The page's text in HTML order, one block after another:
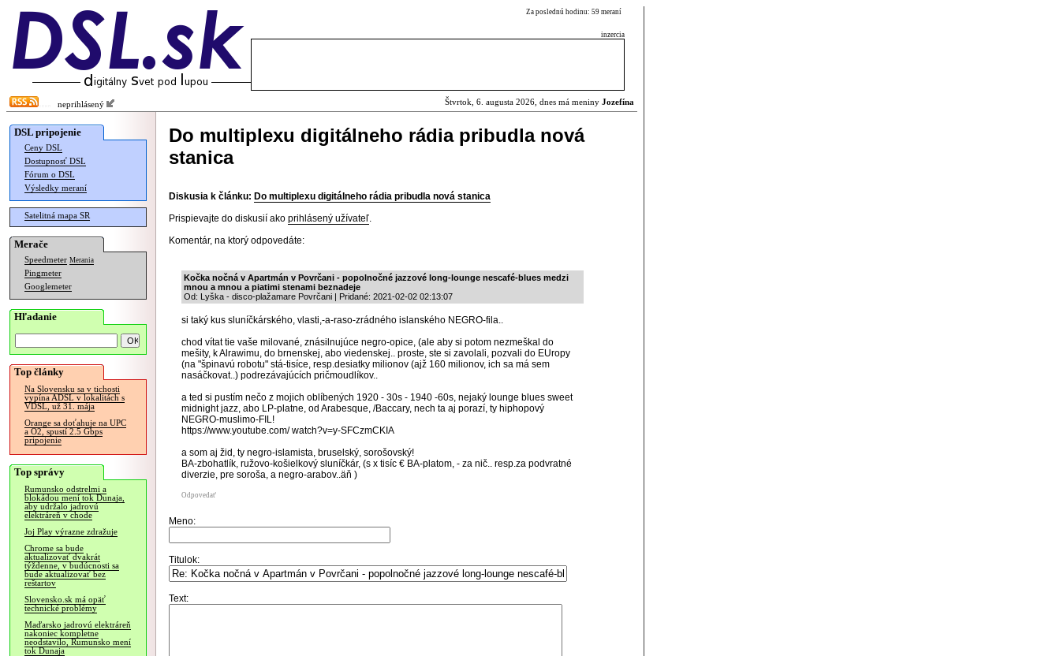
Za poslednú hodinu: 59 meraní
inzercia
neprihlásený Štvrtok, 6. augusta 2026, dnes má meniny Jozefína
DSL pripojenie
Ceny DSL
Dostupnosť DSL
Fórum o DSL
Výsledky meraní
Satelitná mapa SR
Merače
Speedmeter Merania
Pingmeter
Googlemeter
Hľadanie
Top články
Na Slovensku sa v tichosti
vypína ADSL v lokalitách s
VDSL, už 31. mája
Orange sa doťahuje na UPC
a O2, spustí 2.5 Gbps
pripojenie
Top správy
Rumunsko odstrelmi a
blokádou mení tok Dunaja,
aby udržalo jadrovú
elektráreň v chode
Joj Play výrazne zdražuje
Chrome sa bude
aktualizovať dvakrát
týždenne, v budúcnosti sa
bude aktualizovať bez
reštartov
Slovensko.sk má opäť
technické problémy
Maďarsko jadrovú elektráreň
nakoniec kompletne
neodstavilo, Rumunsko mení
tok Dunaja
Do multiplexu digitálneho rádia pribudla nová
stanica
Diskusia k článku: Do multiplexu digitálneho rádia pribudla nová stanica
Prispievajte do diskusií ako prihlásený užívateľ.
Komentár, na ktorý odpovedáte:
Kočka nočná v Apartmán v Povrčani - popolnočné jazzové long-lounge nescafé-blues medzi
mnou a mnou a piatimi stenami beznadeje
Od: Lyška - disco-plažamare Povrčani | Pridané: 2021-02-02 02:13:07
si taký kus sluníčkárského, vlasti,-a-raso-zrádného islanského NEGRO-fila..
chod vítat tie vaše milované, znásilnujúce negro-opice, (ale aby si potom nezmeškal do
mešity, k Alrawimu, do brnenskej, abo viedenskej.. proste, ste si zavolali, pozvali do EUropy
(na "špinavú robotu" stá-tisíce, resp.desiatky milionov (ajž 160 milionov, ich sa má sem
nasáčkovat..) podrezávajúcích pričmoudlíkov..
a ted si pustím nečo z mojich oblíbených 1920 - 30s - 1940 -60s, nejaký lounge blues sweet
midnight jazz, abo LP-platne, od Arabesque, /Baccary, nech ta aj porazí, ty hiphopový
NEGRO-muslimo-FIL!
https://www.youtube.com/ watch?v=y-SFCzmCKIA
a som aj žid, ty negro-islamista, bruselský, sorošovský!
BA-zbohatlík, ružovo-košielkový sluníčkár, (s x tisíc € BA-platom, - za nič.. resp.za podvratné
diverzie, pre soroša, a negro-arabov..äň )
Odpovedať
Meno:
Titulok:
Text: